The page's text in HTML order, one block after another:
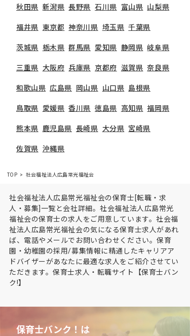
秋田県 新潟県 長野県 石川県 富山県 山梨県
福井県 東京都 神奈川県 埼玉県 千葉県
茨城県 栃木県 群馬県 愛知県 静岡県 岐阜県
三重県 大阪府 兵庫県 京都府 滋賀県 奈良県
和歌山県 広島県 岡山県 山口県 島根県
鳥取県 愛媛県 香川県 徳島県 高知県 福岡県
熊本県 鹿児島県 長崎県 大分県 宮崎県
佐賀県 沖縄県
TOP 社会福祉法人広島常光福祉会
社会福祉法人広島常光福祉会の保育士[転職・求
人・募集]一覧と会社詳細。社会福祉法人広島常光
福祉会の保育士の求人をご用意しています。社会福
祉法人広島常光福祉会の気になる保育士求人があれ
ば、電話やメールでお問い合わせください。保育
園・幼稚園の採用/募集情報に精通したキャリアア
ドバイザーがあなたに最適な求人をご紹介させてい
ただきます。保育士求人・転職サイト【保育士バン
ク!】
保育士バンク！は